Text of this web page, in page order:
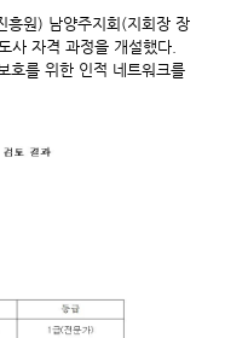
흥원) 남양주지회(지회장 장
사 자격 과정을 개설했다.
호를 위한 인적 네트워크를